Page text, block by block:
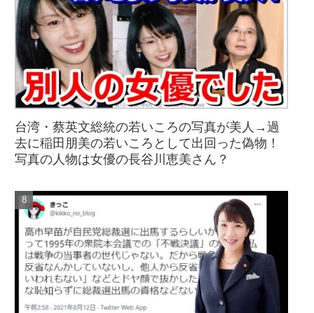
台湾・蔡英文総統の若いころの写真が美人→過
去に稲田朋美の若いころとして出回った偽物！
写真の人物は女優の長谷川恵美さん？